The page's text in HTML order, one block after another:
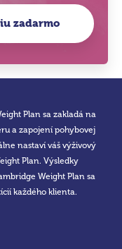
zadarmo
Plan sa zakladá na
a zapojení pohybovej
nastaví váš výživový
Plan. Výsledky
Weight Plan sa
každého klienta.